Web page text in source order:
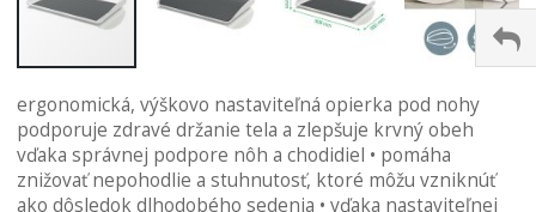
na
začiatok
galérie
obrázkov
ergonomická, výškovo nastaviteľná opierka pod nohy
podporuje zdravé držanie tela a zlepšuje krvný obeh
vďaka správnej podpore nôh a chodidiel • pomáha
znižovať nepohodlie a stuhnutosť, ktoré môžu vzniknúť
ako dôsledok dlhodobého sedenia • vďaka nastaviteľnej